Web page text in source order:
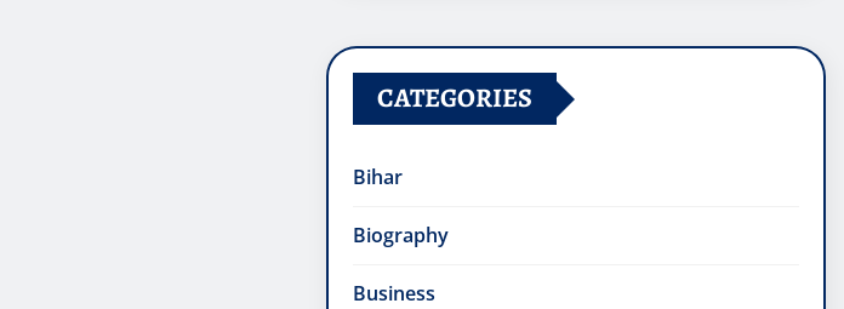
CATEGORIES
Bihar
Biography
Business